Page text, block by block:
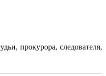
прокурора, следователя,